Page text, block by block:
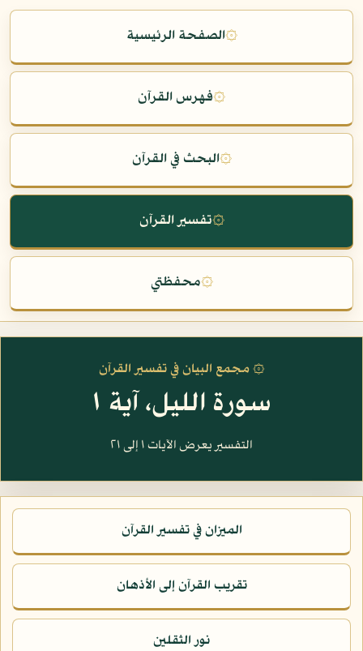
۞الصفحة الرئيسية
۞فهرس القرآن
۞البحث في القرآن
۞تفسير القرآن
۞محفظتي
۞ مجمع البيان في تفسير القرآن
سورة الليل، آية ١
التفسير يعرض الآيات ١ إلى ٢١
الميزان في تفسير القرآن
تقريب القرآن إلى الأذهان
نور الثقلين